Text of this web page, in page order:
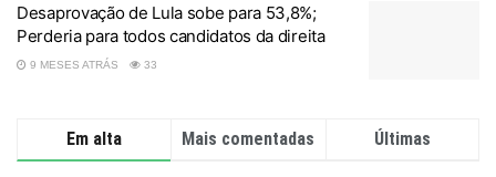
Desaprovação de Lula sobe para 53,8%;
Perderia para todos candidatos da direita
9 MESES ATRÁS 33
Em alta Mais comentadas Últimas